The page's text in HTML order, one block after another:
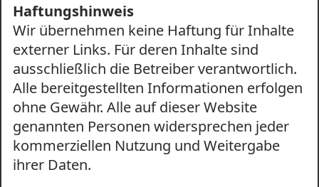
Haftungshinweis
Wir übernehmen keine Haftung für Inhalte
externer Links. Für deren Inhalte sind
ausschließlich die Betreiber verantwortlich.
Alle bereitgestellten Informationen erfolgen
ohne Gewähr. Alle auf dieser Website
genannten Personen widersprechen jeder
kommerziellen Nutzung und Weitergabe
ihrer Daten.